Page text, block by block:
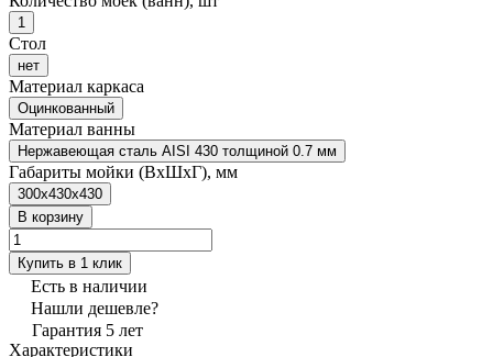
1
Стол
нет
Материал каркаса
Оцинкованный
Материал ванны
Нержавеющая сталь AISI 430 толщиной 0.7 мм
Габариты мойки (ВxШxГ), мм
300x430x430
В корзину
Купить в 1 клик
Есть в наличии
Нашли дешевле?
Гарантия 5 лет
Характеристики